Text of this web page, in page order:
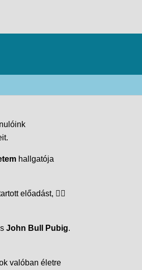
hallgatója
előadást, 💇‍♀️
John Bull Pubig.
valóban életre